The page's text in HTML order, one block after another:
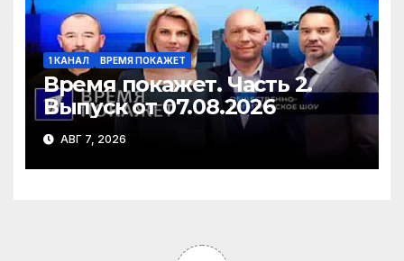
1 КАНАЛ ВРЕМЯ ПОКАЖЕТ
Время покажет. Часть 2.
Выпуск от 07.08.2026
АВГ 7, 2026